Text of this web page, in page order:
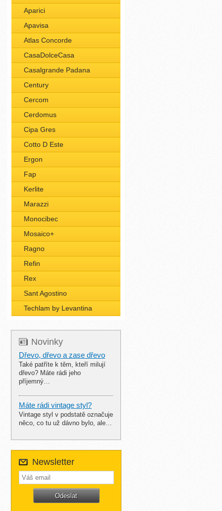
Aparici
Apavisa
Atlas Concorde
CasaDolceCasa
Casalgrande Padana
Century
Cercom
Cerdomus
Cipa Gres
Cotto D Este
Ergon
Fap
Kerlite
Marazzi
Monocibec
Mosaico+
Ragno
Refin
Rex
Sant Agostino
Techlam by Levantina
Novinky
Dřevo, dřevo a zase dřevo
Také patříte k těm, kteří milují
dřevo? Máte rádi jeho
příjemný…
Máte rádi vintage styl?
Vintage styl v podstatě označuje
něco, co tu už dávno bylo, ale…
Newsletter